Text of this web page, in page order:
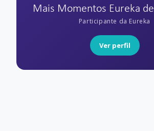
Mais Momentos Eureka de
Participante da Eureka
Ver perfil